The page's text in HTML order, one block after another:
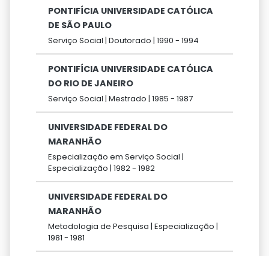
PONTIFÍCIA UNIVERSIDADE CATÓLICA
DE SÃO PAULO
Serviço Social | Doutorado | 1990 - 1994
PONTIFÍCIA UNIVERSIDADE CATÓLICA
DO RIO DE JANEIRO
Serviço Social | Mestrado | 1985 - 1987
UNIVERSIDADE FEDERAL DO
MARANHÃO
Especialização em Serviço Social |
Especialização | 1982 - 1982
UNIVERSIDADE FEDERAL DO
MARANHÃO
Metodologia de Pesquisa | Especialização |
1981 - 1981